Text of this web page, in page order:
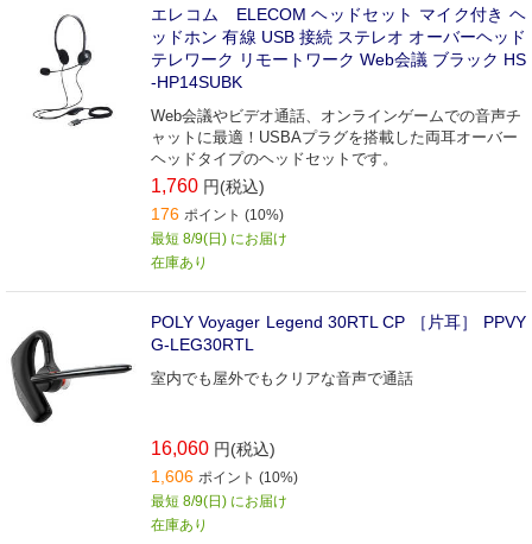
エレコム ELECOM ヘッドセット マイク付き ヘ
ッドホン 有線 USB 接続 ステレオ オーバーヘッド
テレワーク リモートワーク Web会議 ブラック HS
-HP14SUBK
Web会議やビデオ通話、オンラインゲームでの音声チ
ャットに最適！USBAプラグを搭載した両耳オーバー
ヘッドタイプのヘッドセットです。
1,760 円(税込)
176 ポイント (10%)
最短 8/9(日) にお届け
在庫あり
POLY Voyager Legend 30RTL CP ［片耳］ PPVY
G-LEG30RTL
室内でも屋外でもクリアな音声で通話
16,060 円(税込)
1,606 ポイント (10%)
最短 8/9(日) にお届け
在庫あり